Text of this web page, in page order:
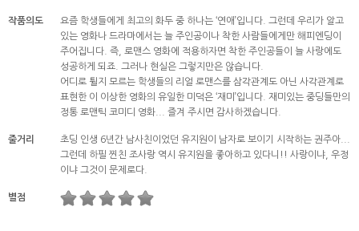
작품의도
요즘 학생들에게 최고의 화두 중 하나는 ‘연애’입니다. 그런데 우리가 알고
있는 영화나 드라마에서는 늘 주인공이나 착한 사람들에게만 해피엔딩이
주어집니다. 즉, 로맨스 영화에 적용하자면 착한 주인공들이 늘 사랑에도
성공하게 되죠. 그러나 현실은 그렇지만은 않습니다.
어디로 튈지 모르는 학생들의 리얼 로맨스를 삼각관계도 아닌 사각관계로
표현한 이 이상한 영화의 유일한 미덕은 ‘재미’입니다. 재미있는 중딩들만의
정통 로맨틱 코미디 영화... 즐겨 주시면 감사하겠습니다.
줄거리
초딩 인생 6년간 남사친이었던 유지원이 남자로 보이기 시작하는 권주아...
그런데 하필 찐친 조사랑 역시 유지원을 좋아하고 있다니!! 사랑이냐, 우정
이냐 그것이 문제로다.
별점